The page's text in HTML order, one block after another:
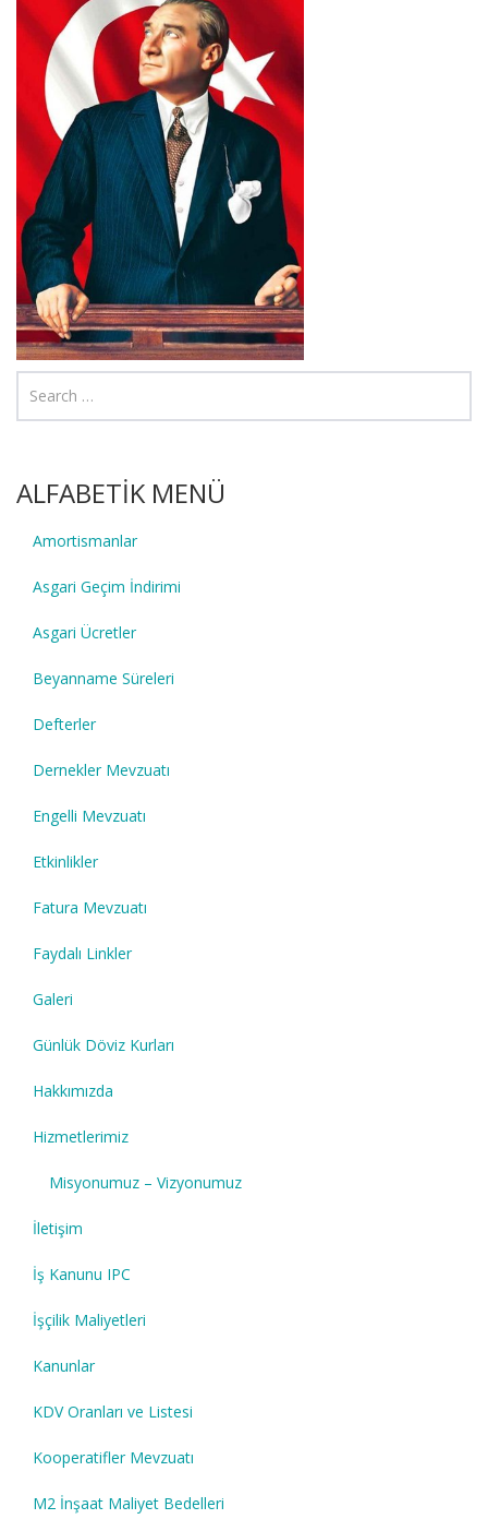
ALFABETİK MENÜ
Amortismanlar
Asgari Geçim İndirimi
Asgari Ücretler
Beyanname Süreleri
Defterler
Dernekler Mevzuatı
Engelli Mevzuatı
Etkinlikler
Fatura Mevzuatı
Faydalı Linkler
Galeri
Günlük Döviz Kurları
Hakkımızda
Hizmetlerimiz
Misyonumuz – Vizyonumuz
İletişim
İş Kanunu IPC
İşçilik Maliyetleri
Kanunlar
KDV Oranları ve Listesi
Kooperatifler Mevzuatı
M2 İnşaat Maliyet Bedelleri